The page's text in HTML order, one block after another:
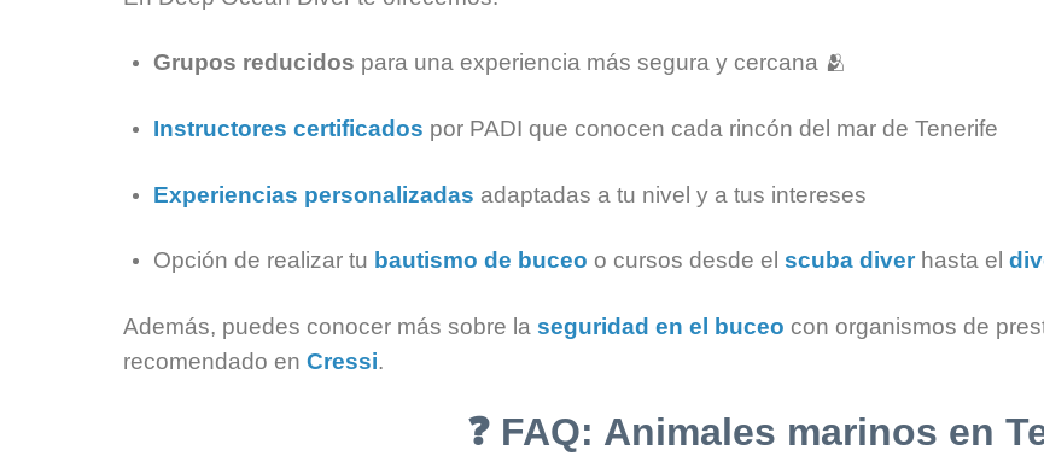
Grupos reducidos para una experiencia más segura y cercana 🫂
Instructores certificados por PADI que conocen cada rincón del mar de Tenerife
Experiencias personalizadas adaptadas a tu nivel y a tus intereses
Opción de realizar tu bautismo de buceo o cursos desde el scuba diverhasta el
Además, puedes conocer más sobre la seguridad en el buceo con organismos de
recomendado en Cressi.
❓ FAQ: Animales marinos en